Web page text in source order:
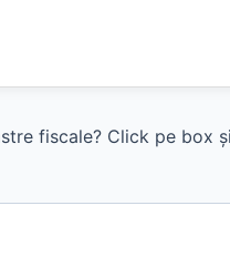
fiscale? Click pe box